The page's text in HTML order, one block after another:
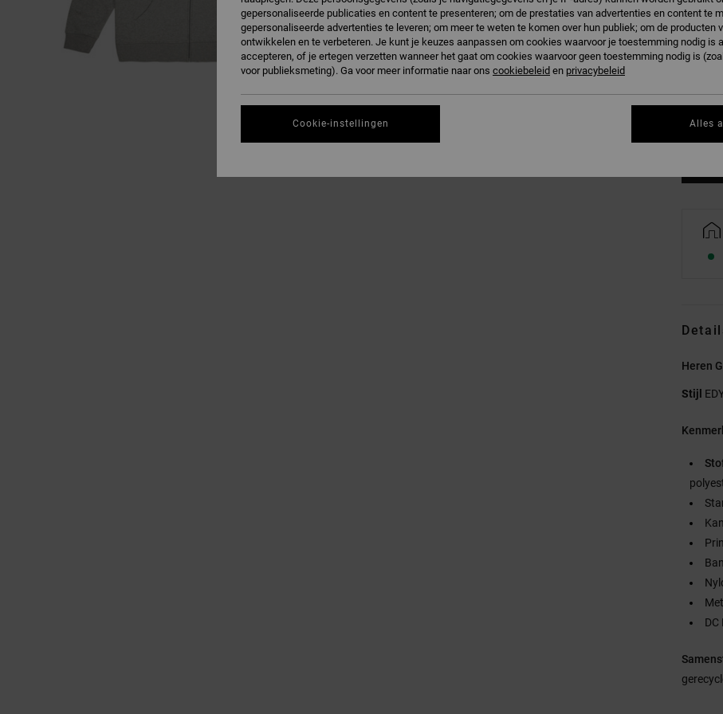
Zie
Heren
Stijl
DC
gepersonaliseerde publicaties en content te presenteren; om de prestaties van advertenties en content te
gepersonaliseerde advertenties te leveren; om meer te weten te komen over hun publiek; om de producten
ontwikkelen en te verbeteren. Je kunt je keuzes aanpassen om cookies waarvoor je toestemming nodig is
accepteren, of je ertegen verzetten wanneer het gaat om cookies waarvoor geen toestemming nodig is
voor publieksmeting). Ga voor meer informatie naar ons cookiebeleid en privacybeleid
Cookie-instellingen Alles